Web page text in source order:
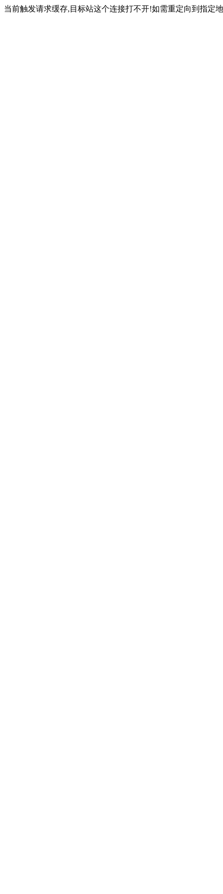
当前触发请求缓存,目标站这个连接打不开!如需重定向到指定